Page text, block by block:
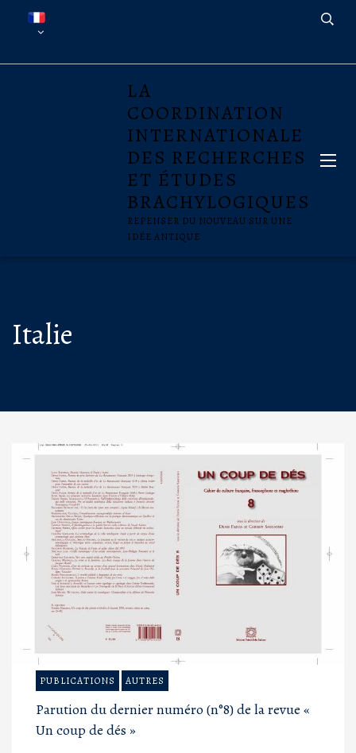
LA
COORDINATION
INTERNATIONALE
DES RECHERCHES
ET ÉTUDES
BRACHYLOGIQUES
REPENSER DU NOUVEAU SUR UNE
IDÉE ANTIQUE
Italie
PUBLICATIONS AUTRES
Parution du dernier numéro (n°8) de la revue «
Un coup de dés »